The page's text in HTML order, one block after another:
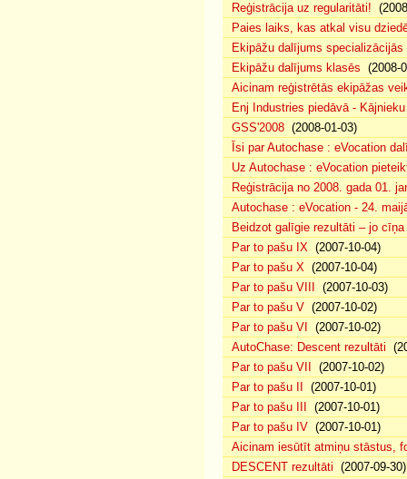
Reģistrācija uz regularitāti!
Paies laiks, kas atkal visu
Ekipāžu dalījums specializācijās
Ekipāžu dalījums klasēs (2008-
Aicinam reģistrētās ekipāžas
Enj Industries piedāvā -
GSS'2008 (2008-01-03)
Īsi par Autochase : eVocation
Uz Autochase : eVocation
Reģistrācija no 2008. gada 01.
Autochase : eVocation - 24.
Beidzot galīgie rezultāti – jo
Par to pašu IX (2007-10-04)
Par to pašu X (2007-10-04)
Par to pašu VIII
(2007-10-03)
Par to pašu V (2007-10-02)
Par to pašu VI
(2007-10-02)
AutoChase: Descent rezultāti
Par to pašu VII
(2007-10-02)
Par to pašu II
(2007-10-01)
Par to pašu III
(2007-10-01)
Par to pašu IV (2007-10-01)
Aicinam iesūtīt atmiņu stāstus,
DESCENT rezultāti (2007-09-30)